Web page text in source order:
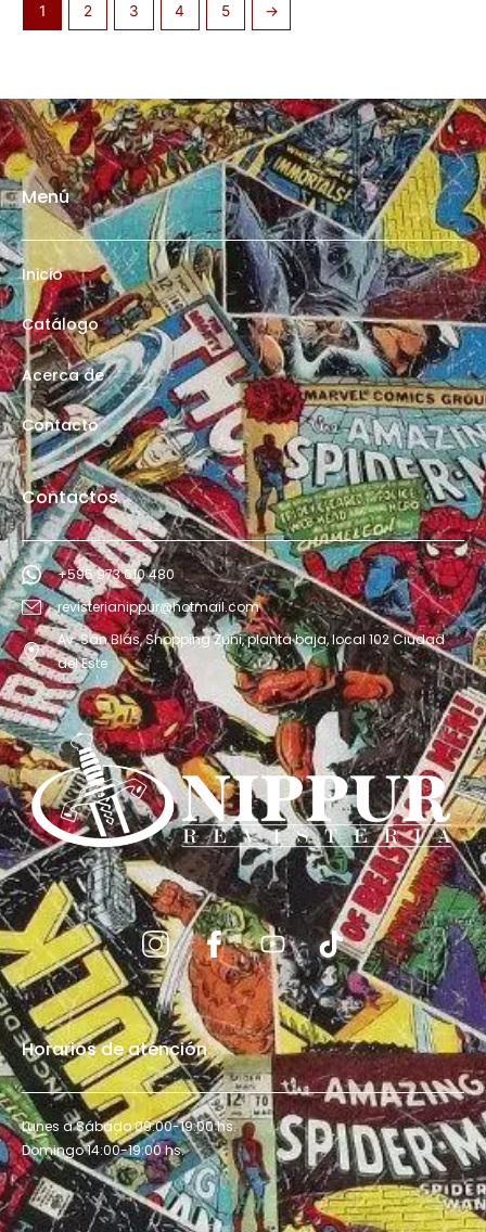
1 2 3 4 5 →
Menú
Inicio
Catálogo
Acerca de
Contacto
Contactos
+595 973 610 480
revisterianippur@hotmail.com
Av. San Blás, Shopping Zuni, planta baja, local 102 Ciudad
del Este
Horarios de atención
Lunes a Sábado 09:00-19:00 hs.
Domingo 14:00-19:00 hs.